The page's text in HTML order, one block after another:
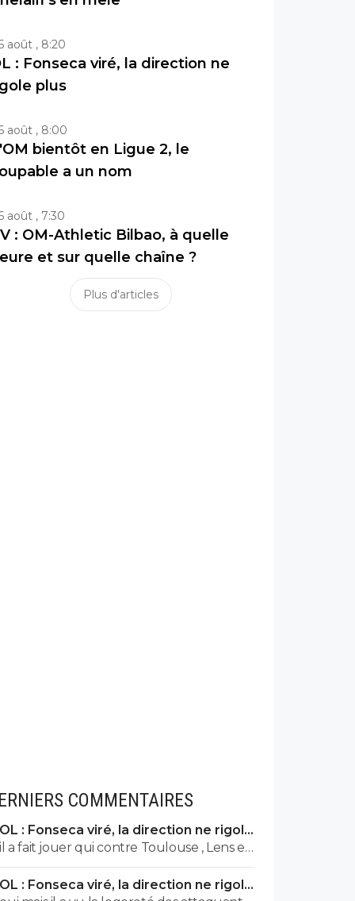
août , 8:20
: Fonseca viré, la direction ne
plus
août , 8:00
bientôt en Ligue 2, le
a un nom
août , 7:30
: OM-Athletic Bilbao, à quelle
et sur quelle chaîne ?
Plus d'articles
COMMENTAIRES
OL : Fonseca viré, la direction ne rigole
plus
il a fait jouer qui contre Toulouse , Lens et
Vigo qui selon les docteurs es football de
foot01 n'auraient pas du jouer
OL : Fonseca viré, la direction ne rigole